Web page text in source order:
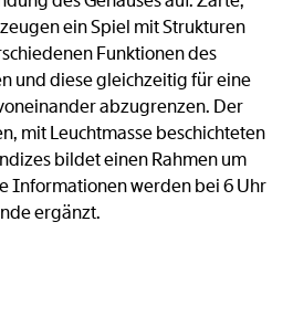
ein Spiel mit Strukturen
Funktionen des
und diese gleichzeitig für eine
abzugrenzen. Der
mit Leuchtmasse beschichteten
bildet einen Rahmen um
Informationen werden bei 6 Uhr
ergänzt.